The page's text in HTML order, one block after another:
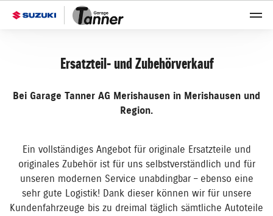
Ersatzteil- und Zubehörverkauf
Bei Garage Tanner AG Merishausen in Merishausen und
Region.
Ein vollständiges Angebot für originale Ersatzteile und
originales Zubehör ist für uns selbstverständlich und für
unseren modernen Service unabdingbar – ebenso eine
sehr gute Logistik! Dank dieser können wir für unsere
Kundenfahrzeuge bis zu dreimal täglich sämtliche Autoteile